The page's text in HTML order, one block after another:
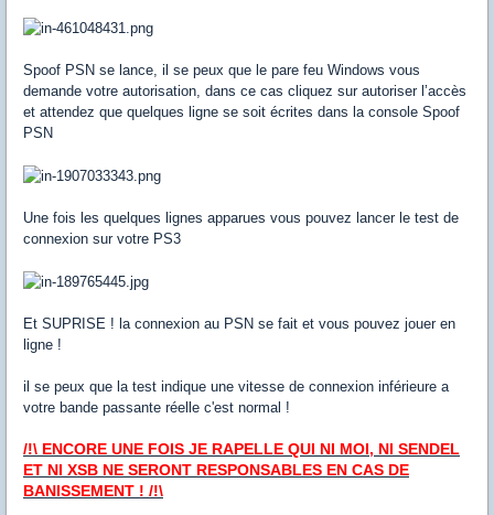
Spoof PSN se lance, il se peux que le pare feu Windows vous
demande votre autorisation, dans ce cas cliquez sur autoriser l’accès
et attendez que quelques ligne se soit écrites dans la console Spoof
PSN
Une fois les quelques lignes apparues vous pouvez lancer le test de
connexion sur votre PS3
Et SUPRISE ! la connexion au PSN se fait et vous pouvez jouer en
ligne !
il se peux que la test indique une vitesse de connexion inférieure a
votre bande passante réelle c'est normal !
/!\ ENCORE UNE FOIS JE RAPELLE QUI NI MOI, NI SENDEL
ET NI XSB NE SERONT RESPONSABLES EN CAS DE
BANISSEMENT ! /!\